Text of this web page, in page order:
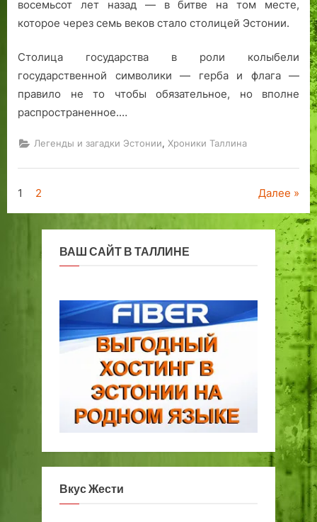
восемьсот лет назад — в битве на том месте,
которое через семь веков стало столицей Эстонии.
Столица государства в роли колыбели
государственной символики — герба и флага —
правило не то чтобы обязательное, но вполне
распространенное.…
Легенды и загадки Эстонии, Хроники Таллина
Пагинация
записей
1 2 Далее
ВАШ САЙТ В ТАЛЛИНЕ
Вкус Жести